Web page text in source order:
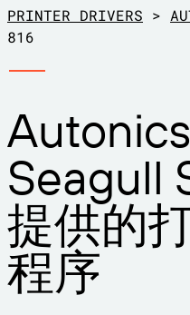
标签功能
创建
管理
解决方案
制造
仓储
零售
运输与物流
下载打印机
维护与支持
合作伙伴
成为合作伙
扩展您的业务。助力客
BarTender 携手合作。
支持
支持中心
免费试用
PRINTER DRIVERS >
816
Seagull
提供的
程序